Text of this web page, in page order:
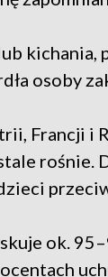
kichania,
osoby
Francji i
rośnie.
ok.